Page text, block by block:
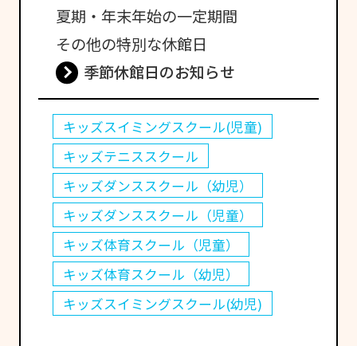
夏期・年末年始の一定期間
その他の特別な休館日
季節休館日のお知らせ
キッズスイミングスクール(児童)
キッズテニススクール
キッズダンススクール（幼児）
キッズダンススクール（児童）
キッズ体育スクール（児童）
キッズ体育スクール（幼児）
キッズスイミングスクール(幼児)